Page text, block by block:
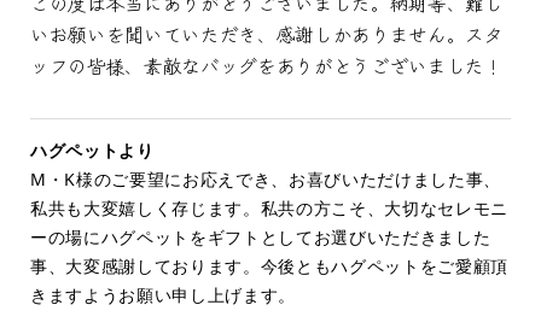
いお願いを聞いていただき、感謝しかありません。スタ
ッフの皆様、素敵なバッグをありがとうございました！
ハグペットより
M・K様のご要望にお応えでき、お喜びいただけました事、
私共も大変嬉しく存じます。私共の方こそ、大切なセレモニ
ーの場にハグペットをギフトとしてお選びいただきました
事、大変感謝しております。今後ともハグペットをご愛顧頂
きますようお願い申し上げます。